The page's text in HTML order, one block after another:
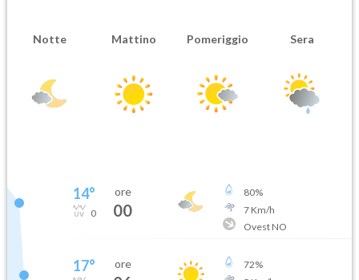
Notte Mattino Pomeriggio Sera
14°
0
ore
00
80%
7Km/h
Ovest NO
17° ore 72%